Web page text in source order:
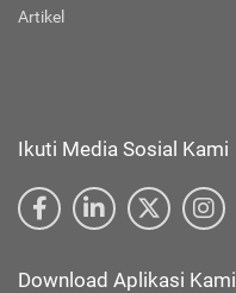
Artikel
Ikuti Media Sosial Kami
Download Aplikasi Kami